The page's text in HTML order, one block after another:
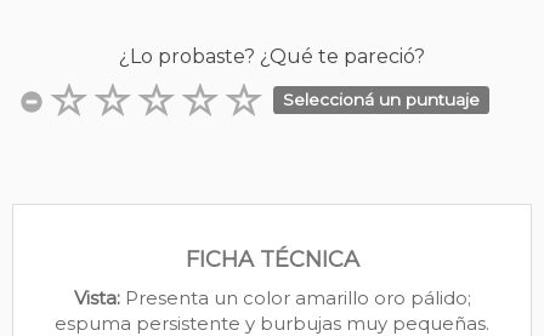
¿Lo probaste? ¿Qué te pareció?
Seleccioná un puntuaje
FICHA TÉCNICA
Vista:Presenta un color amarillo oro pálido;
espuma persistente y burbujas muy pequeñas.